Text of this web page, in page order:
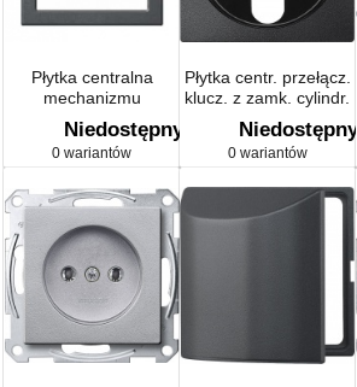
Płytka centralna
mechanizmu
oświetlenia
awaryjnego system M
Niedostępny
0 wariantów
Płytka centr. przełącz.
klucz. z zamk. cylindr.
DIN i ł.żaluzj.
Niedostępny
0 wariantów